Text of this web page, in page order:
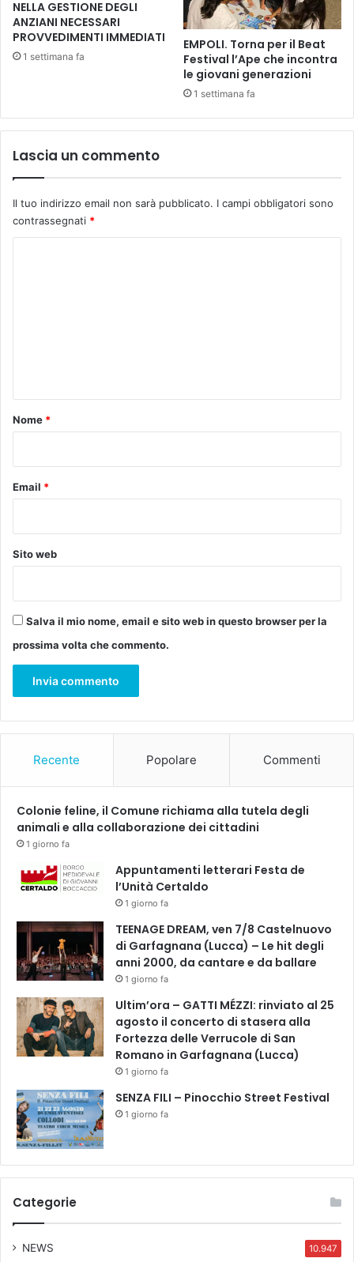
p
o
p
(
t
s
a
e
d
s
a
b
t
o
3
m
a
g
i
o
l
u
e
ì
i
g
n
o
c
i
a
z
i
e
o
s
p
i
F
e
n
z
G
u
i
i
a
e
r
t
o
i
NELLA GESTIONE DEGLI
ANZIANI NECESSARI
PROVVEDIMENTI IMMEDIATI
1 settimana fa
EMPOLI. Torna per il Beat
Festival l’Ape che incontra
le giovani generazioni
1 settimana fa
Lascia un commento
Il tuo indirizzo email non sarà pubblicato. I campi obbligatori sono
contrassegnati *
o
Nome *
Email *
Sito web
Salva il mio nome, email e sito web in questo browser per la
prossima volta che commento.
Recente Popolare Commenti
Colonie feline, il Comune richiama alla tutela degli
animali e alla collaborazione dei cittadini
1 giorno fa
Appuntamenti letterari Festa de
l’Unità Certaldo
1 giorno fa
TEENAGE DREAM, ven 7/8 Castelnuovo
di Garfagnana (Lucca) – Le hit degli
anni 2000, da cantare e da ballare
1 giorno fa
Ultim’ora – GATTI MÉZZI: rinviato al 25
agosto il concerto di stasera alla
Fortezza delle Verrucole di San
Romano in Garfagnana (Lucca)
1 giorno fa
SENZA FILI – Pinocchio Street Festival
1 giorno fa
Categorie
NEWS 10.947